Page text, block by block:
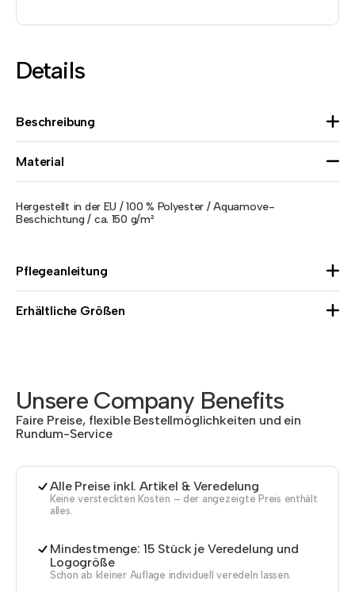
Details
Beschreibung
Material
Hergestellt in der EU / 100 % Polyester / Aquamove-
Beschichtung / ca. 150 g/m²
Pflegeanleitung
Erhältliche Größen
Unsere Company Benefits
Faire Preise, flexible Bestellmöglichkeiten und ein
Rundum-Service
Alle Preise inkl. Artikel & Veredelung
Keine versteckten Kosten – der angezeigte Preis enthält
alles.
Mindestmenge: 15 Stück je Veredelung und
Logogröße
Schon ab kleiner Auflage individuell veredeln lassen.